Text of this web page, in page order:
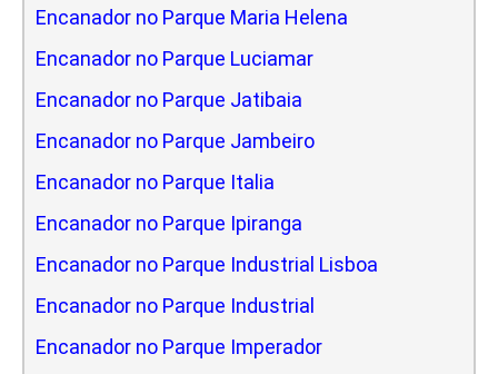
Encanador no Parque Maria Helena
Encanador no Parque Luciamar
Encanador no Parque Jatibaia
Encanador no Parque Jambeiro
Encanador no Parque Italia
Encanador no Parque Ipiranga
Encanador no Parque Industrial Lisboa
Encanador no Parque Industrial
Encanador no Parque Imperador